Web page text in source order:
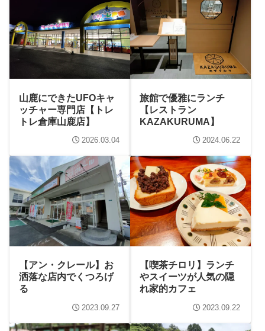
山鹿にできたUFOキャ
ッチャー専門店【トレ
トレ倉庫山鹿店】
2026.03.04
旅館で優雅にランチ
【レストラン
KAZAKURUMA】
2024.06.22
【アン・クレール】お
洒落な店内でくつろげ
る
2023.09.27
【喫茶チロリ】ランチ
やスイーツが人気の隠
れ家的カフェ
2023.09.22